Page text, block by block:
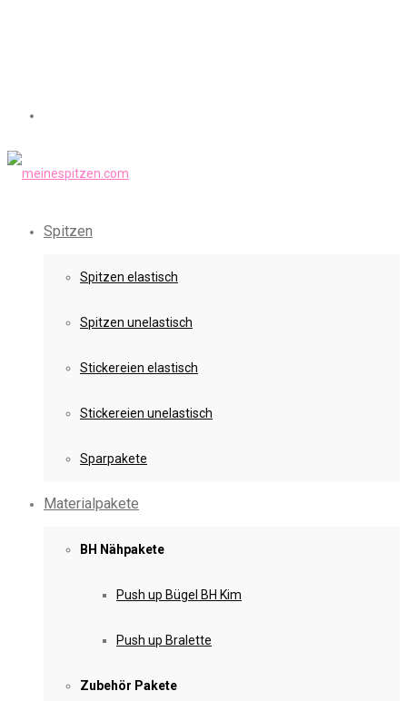
Spitzen
Spitzen elastisch
Spitzen unelastisch
Stickereien elastisch
Stickereien unelastisch
Sparpakete
Materialpakete
BH Nähpakete
Push up Bügel BH Kim
Push up Bralette
Zubehör Pakete